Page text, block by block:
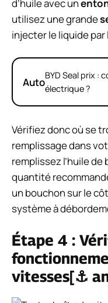
d’huile avec un
utilisez une grande
injecter le liquide par
AutoBYD Seal prix :
électrique ?
Vérifiez donc où se
remplissage dans
remplissez l’huile
quantité
un bouchon sur le
système à
Étape 4 :
vitesses[⚓